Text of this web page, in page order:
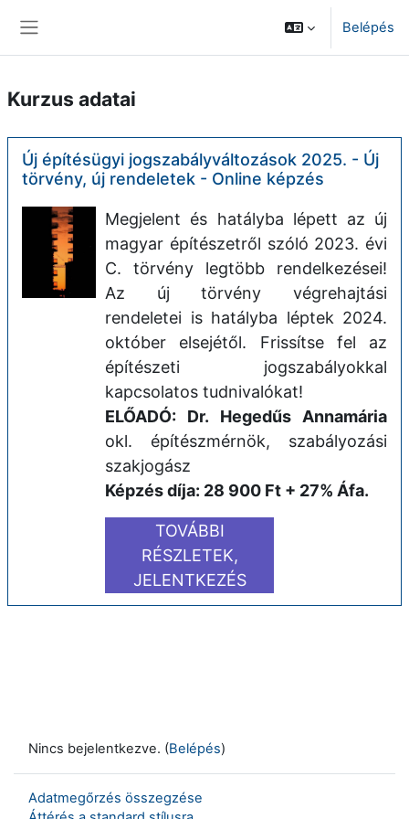
Belépés
Kurzus adatai
Új építésügyi jogszabályváltozások 2025. - Új
törvény, új rendeletek - Online képzés
Megjelent és hatályba lépett az új
magyar építészetről szóló 2023. évi
C. törvény legtöbb rendelkezései!
Az új törvény végrehajtási
rendeletei is hatályba léptek 2024.
október elsejétől. Frissítse fel az
építészeti jogszabályokkal
kapcsolatos tudnivalókat!
ELŐADÓ: Dr. Hegedűs Annamária
okl. építészmérnök, szabályozási
szakjogász
Képzés díja: 28 900 Ft + 27% Áfa.
TOVÁBBI
RÉSZLETEK,
JELENTKEZÉS
Nincs bejelentkezve. (Belépés)
Adatmegőrzés összegzése